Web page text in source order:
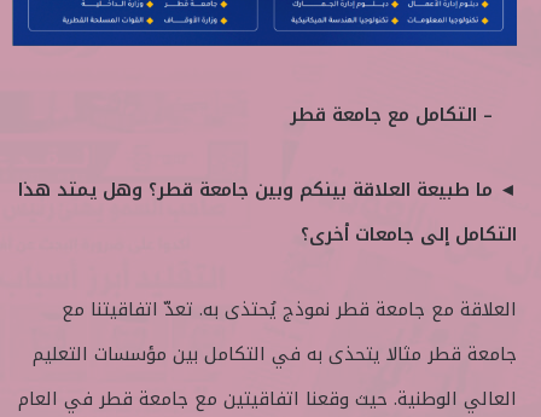
– التكامل مع جامعة قطر
◄ ما طبيعة العلاقة بينكم وبين جامعة قطر؟ وهل يمتد هذا
التكامل إلى جامعات أخرى؟
العلاقة مع جامعة قطر نموذج يُحتذى به. تعدّ اتفاقيتنا مع
جامعة قطر مثالا يتحذى به في التكامل بين مؤسسات التعليم
العالي الوطنية. حيث وقعنا اتفاقيتين مع جامعة قطر في العام